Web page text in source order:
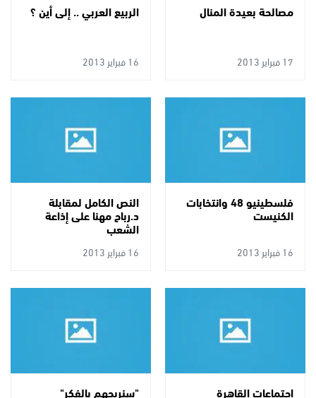
مصالحة بعيدة المنال
17 فبراير 2013
الربيع العربي .. إلى أين ؟
16 فبراير 2013
فلسطينيو 48 وانتخابات
الكنيست
16 فبراير 2013
النص الكامل لمقابلة
د.رباح مهنا على إذاعة
الشعب
16 فبراير 2013
اجتماعات القاهرة "سنربحهم بالفكر"